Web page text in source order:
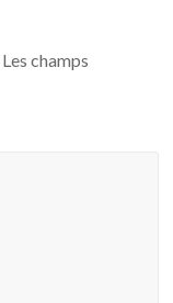
Les champs